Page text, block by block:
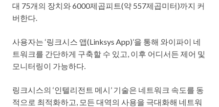
대 75개의 장치와 6000제곱피트(약 557제곱미터)까지 커
버한다.
사용자는 ‘링크시스 앱(Linksys App)’을 통해 와이파이 네
트워크를 간단하게 구축할 수 있고, 이후 어디서든 제어 및
모니터링이 가능하다.
링크시스의 ‘인텔리전트 메시’ 기술은 네트워크 속도를 동
적으로 최적화하고, 모든 대역의 사용을 극대화해 네트워